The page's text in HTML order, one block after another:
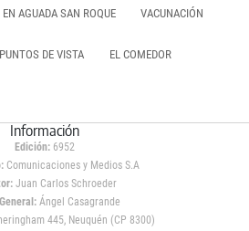
AGUADA SAN ROQUE VACUNACIÓN
PUNTOS DE VISTA EL COMEDOR
Información
Edición: 6952
Comunicaciones y Medios S.A
Juan Carlos Schroeder
Ángel Casagrande
445, Neuquén (CP 8300)